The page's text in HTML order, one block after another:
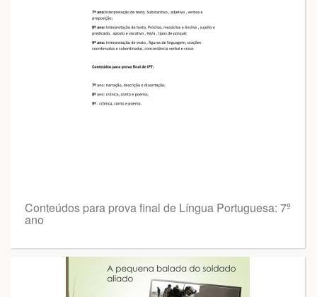
Conteúdos para prova final de Língua Portuguesa: 7º
ano